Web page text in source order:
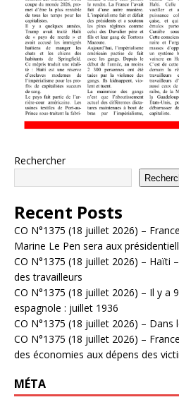
Rechercher
Recent Posts
CO N°1375 (18 juillet 2026) –
Marine Le Pen sera aux
CO N°1375 (18 juillet 2026) – Haïti
des travailleurs
CO N°1375 (18 juillet 2026) – Il y a
espagnole : juillet 1936
CO N°1375 (18 juillet 2026) – Dans
CO N°1375 (18 juillet 2026) –
des économies aux dépens des
MÉTA